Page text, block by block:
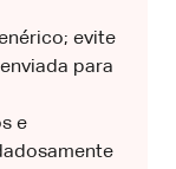
evite
para
e